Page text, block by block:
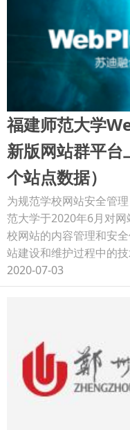
福建师范大学
新版网站群平
个站点数据）
为规范学校网站安全管
范大学于2020年6月对
校网站的内容管理和安
站建设和维护过程中的技
2020-07-03